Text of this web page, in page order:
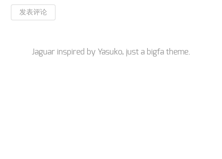
Jaguar inspired by Yasuko, just a bigfa theme.